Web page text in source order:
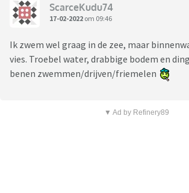
ScarceKudu74
17-02-2022 om 09:46
Ik zwem wel graag in de zee, maar
vies. Troebel water, drabbige bodem en
benen zwemmen/drijven/friemelen
▼ Ad by Refinery89